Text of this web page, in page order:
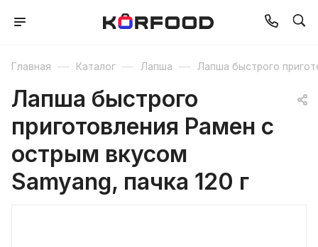
Главная — Каталог — Лапша — Лапша быстрого
Лапша быстрого
приготовления Рамен с
острым вкусом
Samyang, пачка 120 г